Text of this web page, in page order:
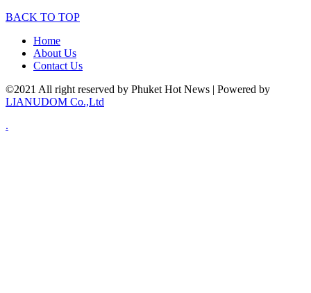
BACK TO TOP
Home
About Us
Contact Us
©2021 All right reserved by Phuket Hot News | Powered by
LIANUDOM Co.,Ltd
.